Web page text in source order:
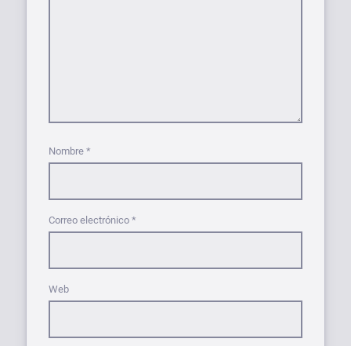
Nombre *
Correo electrónico *
Web